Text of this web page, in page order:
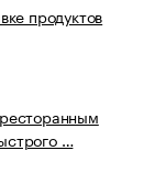
продуктов
…